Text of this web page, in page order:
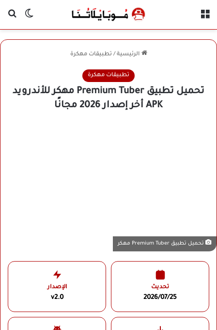
الوضع
الرئيسية / تطبيقات مهكرة
تطبيقات مهكرة
تحميل تطبيق Premium Tuber مهكر للأندرويد
APK أخر إصدار 2026 مجانًا
تحميل تطبيق Premium Tuber مهكر
تحديث
2026/07/25
الإصدار
v2.0